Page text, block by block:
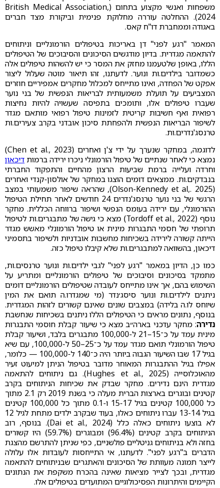
משפחות ואנשי מקצוע בתחום (British Medical Association,
2024). ההחלטה עוררה מחלוקת פנימית וביקורת מצד חברים
באגודה וממחברת דו"ח קאס.
המאמר "רגע לפני" דן באריכות בטיפולים הורמונליים וניתוחים
להתאמה מגדרית. בדיון מודגשים הסיכונים והסיבוכים של הטיפולים
הללו, באופן שלטעמנו מחזק את המסר כי יש להשהות טיפולים אלה
כשמדובר בילדים.ות ונוער. לדעתנו, זהו תיאור מוטה שעלול ליצור
אפקט של הפחדה, ואינו מתייחס למכלול מחקרים אמפיריים חוזרים
המצביעים על תועלת משמעותית לבריאות הנפשית של בני נוער
שעברו טיפולים אלו, ותומכים בתפיסה שעשויה להיות נחיצות
רפואית ואף חשיבות קריטית לזמינות טיפול רפואי מותאם מגדר
לשיפור הבריאות הנפשית ולהפחתת סיכון אובדני בקרב צעירים.ות
טרנסג'נדרים.ות.
לדוגמה, במחקר שנערך על ידי צ'ן ואחרים (2023 ,.Chen et al)
נמצא כי לאחר שנתיים של טיפול הורמונלי ניכרו ירידה ברמות דיכאון
וחרדה ועלייה ברמת שביעות הרצון מהחיים והתפקוד החברתי
בנבדקים.ות. ממצאים דומים הוצגו במחקר של אולסון-קנדי ואחרים
(2025 .,Olson-Kennedy et al), שהראה שיפור משמעותי במצב
הרגשי של בני נוער טרנסג'נדרים 24 חודשים לאחר תחילת הטיפול
ההורמונלי, עם ירידה בעומס הנפשי ושיפור ברווחה הכללית. מחקר
נוסף (Tordoff et al., 2022) מצא כי גישה של מתבגרים.ות לטיפול
תרופתי של חסמי התבגרות מינית או טיפול הורמונלי מאשש מגדר
הייתה קשורה לירידה בשכיחות מחשבות אובדניות ולשיפור בתסמיני
דיכאון, בהשוואה למתבגרים.ות שלא קיבלו טיפול כזה.
כמו כן, הדיון במאמר "רגע לפני" לגבי ילדים.ות ונוער טרנסים.ות,
מתמקד בסיכונים וסיבוכים של טיפולים הורמונליים ומתריע על
השימוש בהם, אך אינו מתייחס לעובדה שטיפולים הורמונליים דומים
ניתנים לילדים.ות ונוער סיסג׳נדר (מי שמגדרו.ה תואם את המין
שיוחס לו.ה בלידה) במצבים שונים שאינם קשורים לזהות המגדרית.
בנוסף, נתונים מראים כי הטיפולים הללו ניתנים בשכיחות שנחשבת
נדירה: מחקר עדכני בארה״ב מצא כי שיעור קבלת חוסמי התבגרות
מינית עמד על כ־15–21 ל-100,000 מתבגרים בלבד, ושיעור קבלת
טיפול הורמונלי תואם מגדר עמד על כ־25–50 ל-100,000, עם שיא
בגיל 17 שבו השיעור הגבוה ביותר היה כ־140 ל-100,000 — כלומר,
אפילו בגיל ההתבגרות המאוחר מדובר בטיפול הניתן למיעוט זעיר
מהאוכלוסייה (Hughes et al., 2025). גם ניתוחים להתאמה
מגדרית הינם נדירים. מחקר שבדק את שכיחות הניתוחים בקרב
קטינים ובוגרים בארצות הברית מעלה כי בשנת 2019 רק 2.1 מתוך
כל 100,000 קטינים בגיל 15-17 ו-0.1 מתוך כל 100,000 קטינים
בגיל 13-14 עברו ניתוחים כאלו, בעוד שבקרב ילדים מתחת לגיל 12
לא בוצעו ניתוחים כאלה כלל (Dai et al., 2024). בנוסף, רוב
הניתוחים בקרב קטינים (96.4%) ומבוגרים (59.7%) היו קשורים
בחזה ולא בניתוחים גניטליים פולשניים, כפי שניתן להתרשם מהצגת
הדברים ב"רגע לפני". לדעתנו, אי התייחסות לעובדות אלו עלולה
לייצר תמונה מעוותת של הסיכונים והאתגרים שבניתוחים להתאמה
מגדרית, ובכך לצייר מציאות שאינה בהכרח משקפת את הנתונים
הקיימים והיתרונות הפסיכולוגיים המתועדים בטיפולים אלו.